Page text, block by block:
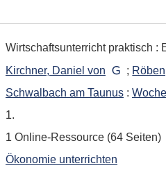
Wirtschaftsunterricht praktisch :
Kirchner, Daniel von ;
Schwalbach am Taunus :
1.
1 Online-Ressource (64 Seiten)
Ökonomie unterrichten